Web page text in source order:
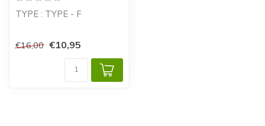
TYPE : TYPE - F
150 MESH
€16,00 €10,95